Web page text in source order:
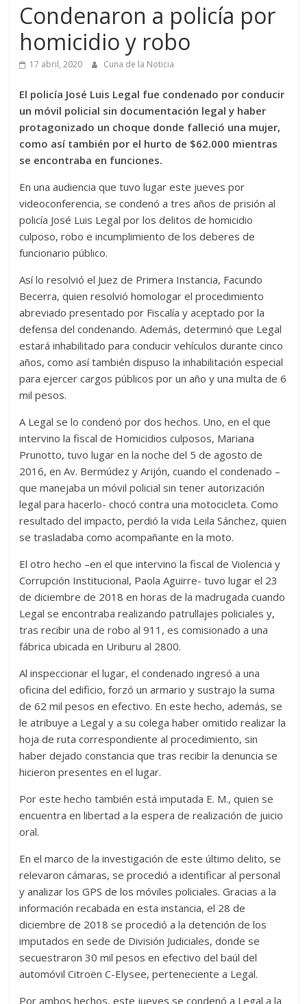
Condenaron a policía por
homicidio y robo
17 abril, 2020 Cuna de la Noticia
El policía José Luis Legal fue condenado por conducir
un móvil policial sin documentación legal y haber
protagonizado un choque donde falleció una mujer,
como así también por el hurto de $62.000 mientras
se encontraba en funciones.
En una audiencia que tuvo lugar este jueves por
videoconferencia, se condenó a tres años de prisión al
policía José Luis Legal por los delitos de homicidio
culposo, robo e incumplimiento de los deberes de
funcionario público.
Así lo resolvió el Juez de Primera Instancia, Facundo
Becerra, quien resolvió homologar el procedimiento
abreviado presentado por Fiscalía y aceptado por la
defensa del condenando. Además, determinó que Legal
estará inhabilitado para conducir vehículos durante cinco
años, como así también dispuso la inhabilitación especial
para ejercer cargos públicos por un año y una multa de 6
mil pesos.
A Legal se lo condenó por dos hechos. Uno, en el que
intervino la fiscal de Homicidios culposos, Mariana
Prunotto, tuvo lugar en la noche del 5 de agosto de
2016, en Av. Bermúdez y Arijón, cuando el condenado –
que manejaba un móvil policial sin tener autorización
legal para hacerlo- chocó contra una motocicleta. Como
resultado del impacto, perdió la vida Leila Sánchez, quien
se trasladaba como acompañante en la moto.
El otro hecho –en el que intervino la fiscal de Violencia y
Corrupción Institucional, Paola Aguirre- tuvo lugar el 23
de diciembre de 2018 en horas de la madrugada cuando
Legal se encontraba realizando patrullajes policiales y,
tras recibir una de robo al 911, es comisionado a una
fábrica ubicada en Uriburu al 2800.
Al inspeccionar el lugar, el condenado ingresó a una
oficina del edificio, forzó un armario y sustrajo la suma
de 62 mil pesos en efectivo. En este hecho, además, se
le atribuye a Legal y a su colega haber omitido realizar la
hoja de ruta correspondiente al procedimiento, sin
haber dejado constancia que tras recibir la denuncia se
hicieron presentes en el lugar.
Por este hecho también está imputada E. M., quien se
encuentra en libertad a la espera de realización de juicio
oral.
En el marco de la investigación de este último delito, se
relevaron cámaras, se procedió a identificar al personal
y analizar los GPS de los móviles policiales. Gracias a la
información recabada en esta instancia, el 28 de
diciembre de 2018 se procedió a la detención de los
imputados en sede de División Judiciales, donde se
secuestraron 30 mil pesos en efectivo del baúl del
automóvil Citroën C-Elysee, perteneciente a Legal.
Por ambos hechos, este jueves se condenó a Legal a la